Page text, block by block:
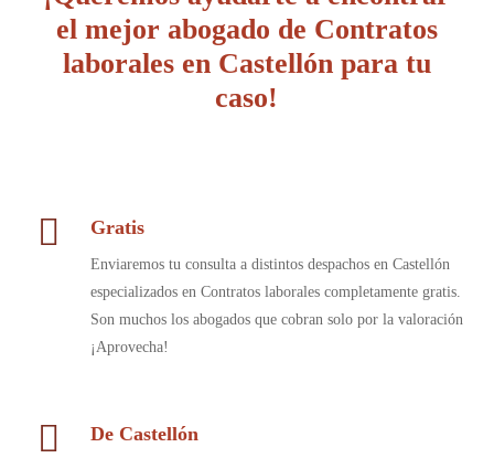
el mejor abogado de Contratos
laborales en Castellón para tu
caso!
Gratis
Enviaremos tu consulta a distintos despachos en Castellón
especializados en Contratos laborales completamente gratis.
Son muchos los abogados que cobran solo por la valoración
¡Aprovecha!
De Castellón